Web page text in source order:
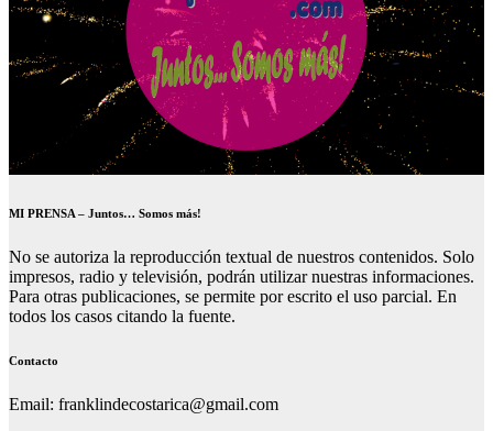
MI PRENSA – Juntos… Somos más!
No se autoriza la reproducción textual de nuestros contenidos. Solo
impresos, radio y televisión, podrán utilizar nuestras informaciones.
Para otras publicaciones, se permite por escrito el uso parcial. En
todos los casos citando la fuente.
Contacto
Email: franklindecostarica@gmail.com